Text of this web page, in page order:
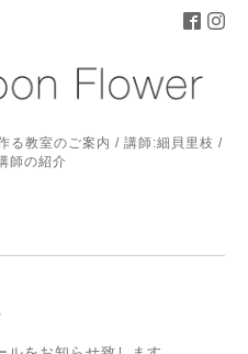
る教室のご案内 / 講師:細貝里枝 /
師の紹介